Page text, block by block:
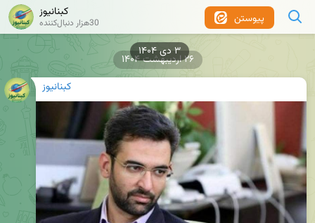
پیوستن کبنانیوز
30هزار دنبال‌کننده
کبنانیوز
۲۶ اردیبهشت ۱۴۰۴